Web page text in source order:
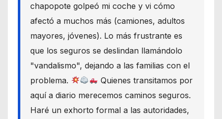
chapopote golpeó mi coche y vi cómo
afectó a muchos más (camiones, adultos
mayores, jóvenes). Lo más frustrante es
que los seguros se deslindan llamándolo
"vandalismo", dejando a las familias con el
problema.
Quienes transitamos por
aquí a diario merecemos caminos seguros.
Haré un exhorto formal a las autoridades,